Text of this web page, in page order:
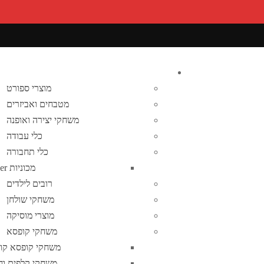
מוצרי ספורט
מטבחים ואביזרים
משחקי יצירה ואופנה
כלי עבודה
כלי תחבורה
מכוניות bruder
רובים לילדים
משחקי שולחן
מוצרי מוסיקה
משחקי קופסא
משחקי קופסא